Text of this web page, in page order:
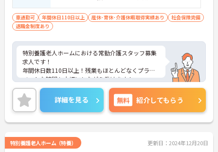
尚可 ※経験者尚可
車通勤可 年間休日110日以上 産休･育休･介護休暇取得実績あり
社会保険完備
退職金制度あり
特別養護老人ホームにおける常勤介護スタッフ募集
求人です！
年間休日数110日以上！残業もほとんどなくプライ
ベートな時間も大切にしながら働けます！
ご興味ある方には、面接のポイントなど、さらに詳
細をお話致しますのでお気軽にご相談ください。
詳細を見る 無料 紹介してもらう
特別養護老人ホーム（特養） 更新日：2024年12月20日